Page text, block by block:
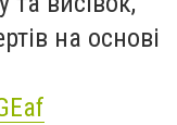
на основі